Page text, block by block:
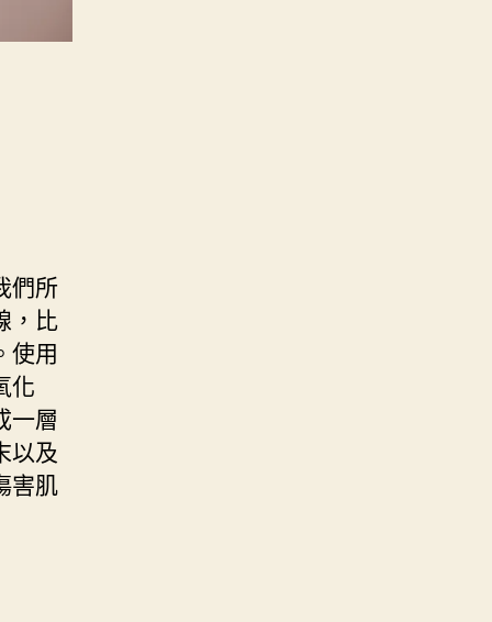
們所
，比
使用
化
一層
以及
害肌